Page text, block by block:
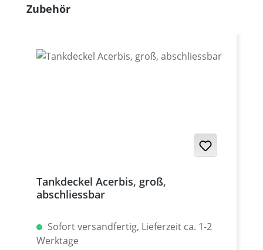
Produktgalerie überspringen
Zubehör
Tankdeckel Acerbis, groß,
abschliessbar
Sofort versandfertig, Lieferzeit ca. 1-2
Werktage